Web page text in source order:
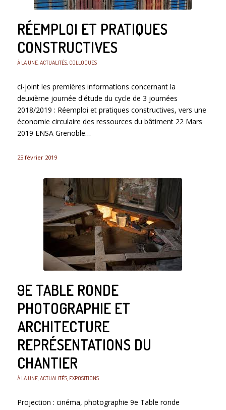
RÉEMPLOI ET PRATIQUES
CONSTRUCTIVES
À LA UNE, ACTUALITÉS, COLLOQUES
ci-joint les premières informations concernant la
deuxième journée d'étude du cycle de 3 journées
2018/2019 : Réemploi et pratiques constructives, vers une
économie circulaire des ressources du bâtiment 22 Mars
2019 ENSA Grenoble…
25 février 2019
9E TABLE RONDE
PHOTOGRAPHIE ET
ARCHITECTURE
REPRÉSENTATIONS DU
CHANTIER
À LA UNE, ACTUALITÉS, EXPOSITIONS
Projection : cinéma, photographie 9e Table ronde